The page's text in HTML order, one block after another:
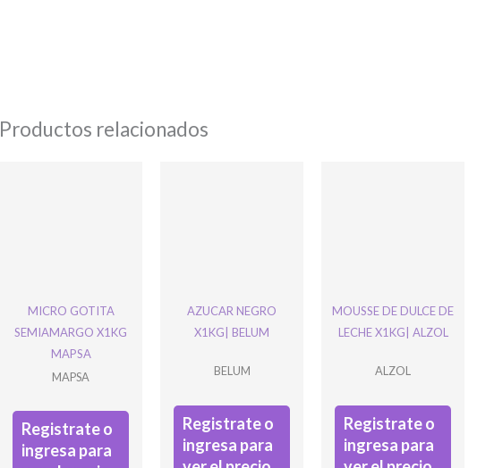
Productos relacionados
MICRO GOTITA
SEMIAMARGO X1KG
MAPSA
MAPSA
Registrate o
ingresa para
AZUCAR NEGRO
X1KG| BELUM
BELUM
Registrate o
ingresa para
MOUSSE DE DULCE DE
LECHE X1KG| ALZOL
ALZOL
Registrate o
ingresa para